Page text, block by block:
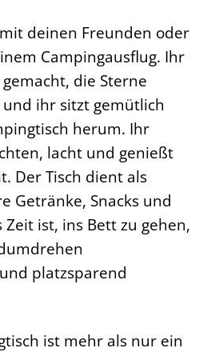
deinen Freunden oder
Campingausflug. Ihr
die Sterne
ihr sitzt gemütlich
herum. Ihr
lacht und genießt
Der Tisch dient als
Getränke, Snacks und
Zeit ist, ins Bett zu gehen,
platzsparend
ist mehr als nur ein